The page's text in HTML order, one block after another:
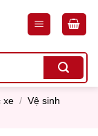
xe / Vệ sinh